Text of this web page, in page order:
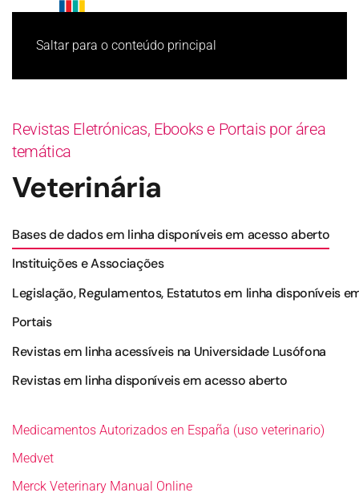
Saltar para o conteúdo principal
Revistas Eletrónicas, Ebooks e Portais por área
temática
Veterinária
Bases de dados em linha disponíveis em acesso aberto
Instituições e Associações
Legislação, Regulamentos, Estatutos em linha disponíveis
Portais
Revistas em linha acessíveis na Universidade Lusófona
Revistas em linha disponíveis em acesso aberto
Medicamentos Autorizados en España (uso veterinario)
Medvet
Merck Veterinary Manual Online